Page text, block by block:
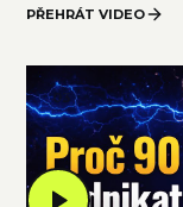
PŘEHRÁT VIDEO
0 3